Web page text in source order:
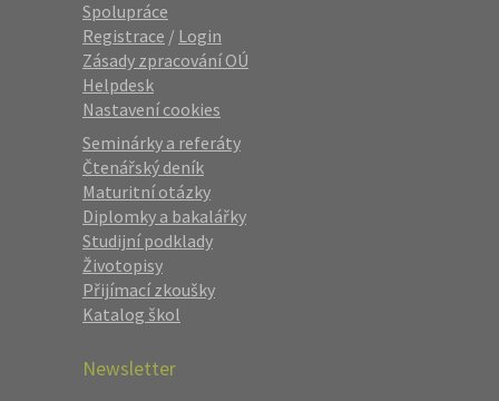
Spolupráce
Registrace / Login
Zásady zpracování OÚ
Helpdesk
Nastavení cookies
Seminárky a referáty
Čtenářský deník
Maturitní otázky
Diplomky a bakalářky
Studijní podklady
Životopisy
Přijímací zkoušky
Katalog škol
Newsletter